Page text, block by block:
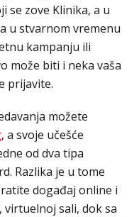
se zove Klinika, a u
u stvarnom vremenu
kampanju ili
može biti i neka vaša
prijavite.
možete
, a svoje učešće
od dva tipa
Razlika je u tome
događaj online i
sali, dok sa